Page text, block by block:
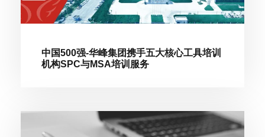
中国500强-华峰集团携手五大核心工具培训
机构SPC与MSA培训服务